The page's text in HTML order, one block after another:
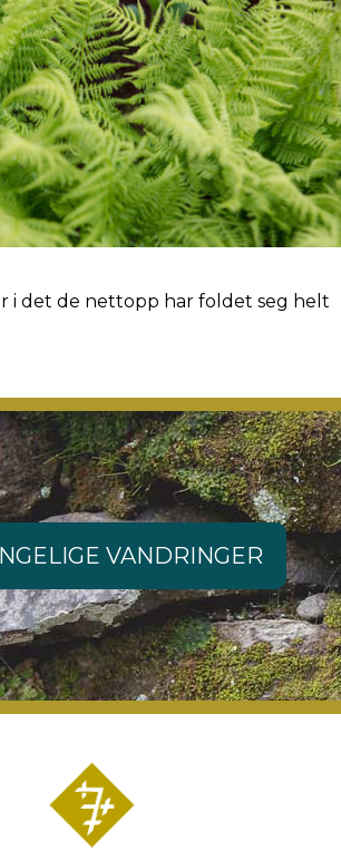
i det de nettopp har foldet seg helt
VANDRINGER